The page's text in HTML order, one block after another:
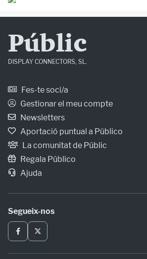
Públic
DISPLAY CONNECTORS, SL.
Fes-te soci/a
Gestionar el meu compte
Newsletters
Aportació puntual a Público
La comunitat de Públic
Regala Público
Ajuda
Segueix-nos